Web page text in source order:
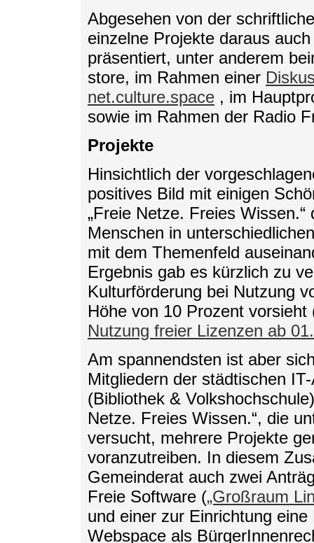
Abgesehen von der
einzelne Projekte daraus
präsentiert, unter anderem
store, im Rahmen einer
net.culture.space , im
sowie im Rahmen der Radio
Projekte
Hinsichtlich der
positives Bild mit einigen
„Freie Netze. Freies
Menschen in
mit dem Themenfeld
Ergebnis gab es kürzlich zu
Kulturförderung bei Nutzung
Höhe von 10 Prozent
Nutzung freier Lizenzen ab
Am spannendsten ist aber
Mitgliedern der städtischen
(Bibliothek &
Netze. Freies Wissen.“, die
versucht, mehrere Projekte
voranzutreiben. In diesem
Gemeinderat auch zwei
Freie Software („Großraum
und einer zur Einrichtung
Webspace als